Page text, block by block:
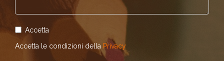
Accetta
Accetta le condizioni della Privacy